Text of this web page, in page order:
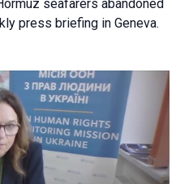
seafarers abandoned
press briefing in Geneva.